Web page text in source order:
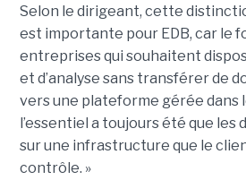
Selon le dirigeant, cette
est importante pour EDB, car le
entreprises qui souhaitent
et d’analyse sans transférer de
vers une plateforme gérée dans
l’essentiel a toujours été que les
sur une infrastructure que le
contrôle. »